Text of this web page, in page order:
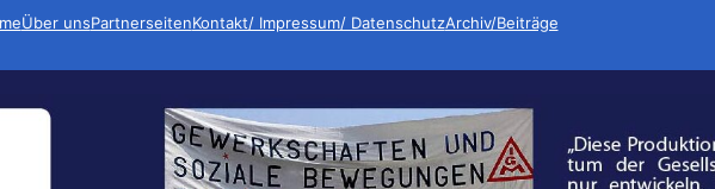
Über unsPartnerseitenKontakt/ Impressum/ DatenschutzArchiv/Beiträge